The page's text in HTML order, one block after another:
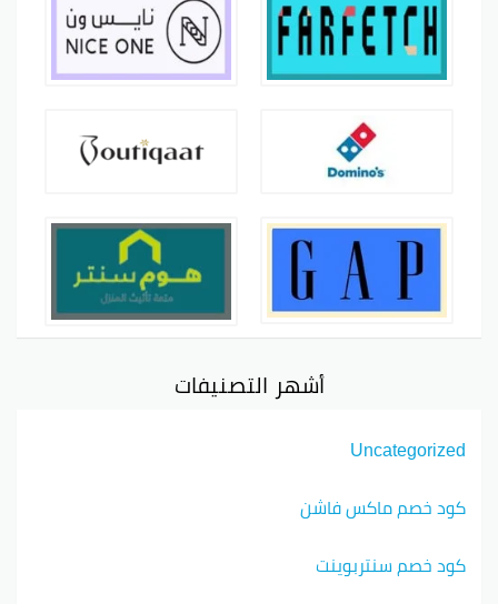
أشهر التصنيفات
Uncategorized
كود خصم ماكس فاشن
كود خصم سنتربوينت